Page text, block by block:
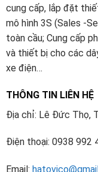
cung cấp, lắp đặt
mô hình 3S (Sales -
toàn cầu; Cung cấp
và thiết bị cho các
xe điện…
THÔNG TIN LIÊN HỆ
Địa chỉ: Lê Đức Thọ,
Điện thoại: 0938 992
Email: